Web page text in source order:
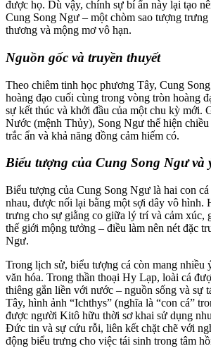
được họ. Dù vậy, chính sự bí ẩn này lại tạo
Cung Song Ngư – một chòm sao tượng trưng
thương và mộng mơ vô hạn.
Nguồn gốc và truyền thuyết
Theo chiêm tinh học phương Tây, Cung
hoàng đạo cuối cùng trong vòng tròn hoàng
sự kết thúc và khởi đầu của một chu kỳ mới.
Nước (mệnh Thủy), Song Ngư thể hiện chiều
trắc ẩn và khả năng đồng cảm hiếm có.
Biểu tượng của Cung Song Ngư và
Biểu tượng của Cung Song Ngư là hai con
nhau, được nối lại bằng một sợi dây vô hình.
trưng cho sự giằng co giữa lý trí và cảm xúc,
thế giới mộng tưởng – điều làm nên nét đặc
Ngư.
Trong lịch sử, biểu tượng cá còn mang nhiều
văn hóa. Trong thần thoại Hy Lạp, loài cá
thiêng gắn liền với nước – nguồn sống và sự
Tây, hình ảnh “Ichthys” (nghĩa là “con cá”
được người Kitô hữu thời sơ khai sử dụng
Đức tin và sự cứu rỗi, liên kết chặt chẽ với
động biểu trưng cho việc tái sinh trong tâm